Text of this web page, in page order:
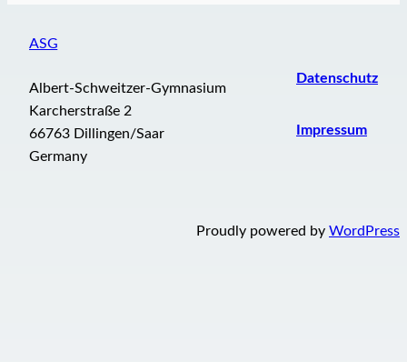
ASG
Albert-Schweitzer-Gymnasium
Karcherstraße 2
66763 Dillingen/Saar
Germany
Datenschutz
Impressum
Proudly powered by WordPress